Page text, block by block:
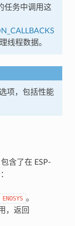
任务中调用这
线程数据。
项，包括性能
含了在 ESP-
ENOSYS 。
，返回